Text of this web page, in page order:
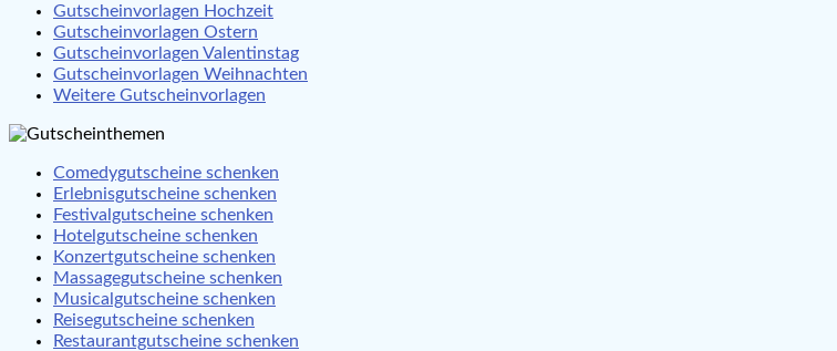
Gutscheinvorlagen Hochzeit
Gutscheinvorlagen Ostern
Gutscheinvorlagen Valentinstag
Gutscheinvorlagen Weihnachten
Weitere Gutscheinvorlagen
Comedygutscheine schenken
Erlebnisgutscheine schenken
Festivalgutscheine schenken
Hotelgutscheine schenken
Konzertgutscheine schenken
Massagegutscheine schenken
Musicalgutscheine schenken
Reisegutscheine schenken
Restaurantgutscheine schenken